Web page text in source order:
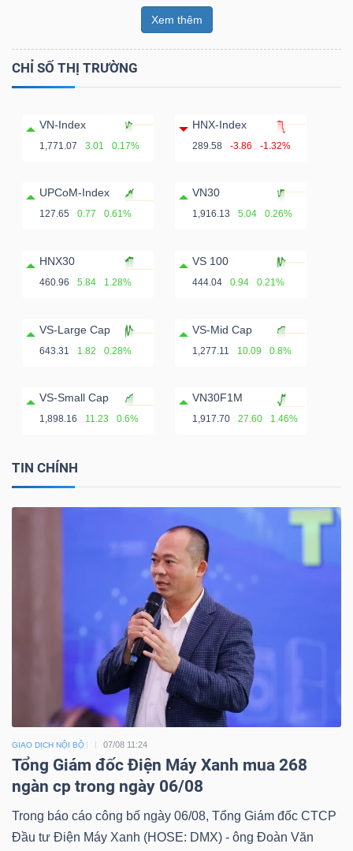
Xem thêm
CHỈ SỐ THỊ TRƯỜNG
VN-Index
1,771.07 3.01 0.17%
HNX-Index
289.58 -3.86 -1.32%
UPCoM-Index
127.65 0.77 0.61%
VN30
1,916.13 5.04 0.26%
HNX30
460.96 5.84 1.28%
VS 100
444.04 0.94 0.21%
VS-Large Cap
643.31 1.82 0.28%
VS-Mid Cap
1,277.11 10.09 0.8%
VS-Small Cap
1,898.16 11.23 0.6%
VN30F1M
1,917.70 27.60 1.46%
TIN CHÍNH
GIAO DỊCH NỘI BỘ 07/08 11:24
Tổng Giám đốc Điện Máy Xanh mua 268
ngàn cp trong ngày 06/08
Trong báo cáo công bố ngày 06/08, Tổng Giám đốc CTCP
Đầu tư Điện Máy Xanh (HOSE: DMX) - ông Đoàn Văn